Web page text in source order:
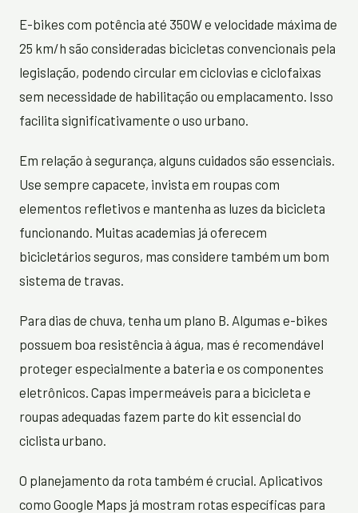
E-bikes com potência até 350W e velocidade máxima de
25 km/h são consideradas bicicletas convencionais pela
legislação, podendo circular em ciclovias e ciclofaixas
sem necessidade de habilitação ou emplacamento. Isso
facilita significativamente o uso urbano.
Em relação à segurança, alguns cuidados são essenciais.
Use sempre capacete, invista em roupas com
elementos refletivos e mantenha as luzes da bicicleta
funcionando. Muitas academias já oferecem
bicicletários seguros, mas considere também um bom
sistema de travas.
Para dias de chuva, tenha um plano B. Algumas e-bikes
possuem boa resistência à água, mas é recomendável
proteger especialmente a bateria e os componentes
eletrônicos. Capas impermeáveis para a bicicleta e
roupas adequadas fazem parte do kit essencial do
ciclista urbano.
O planejamento da rota também é crucial. Aplicativos
como Google Maps já mostram rotas específicas para